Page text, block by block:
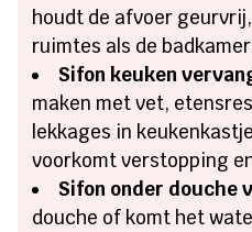
houdt de afvoer
ruimtes als de
Sifon keuken
maken met vet,
lekkages in
voorkomt verstopping
Sifon onder douche
douche of komt het